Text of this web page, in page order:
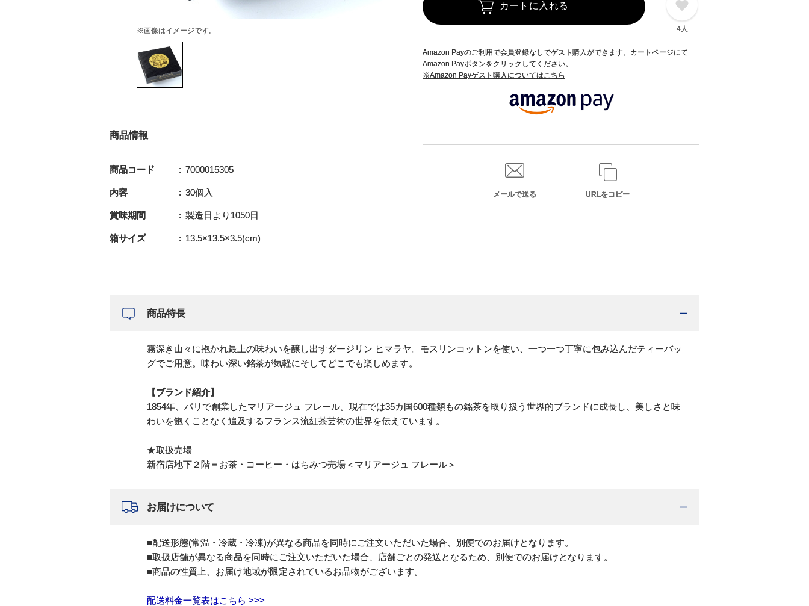
※画像はイメージです。
カートに入れる
4人
Amazon Payのご利用で会員登録なしでゲスト購入ができます。カートページにて
Amazon Payボタンをクリックしてください。
※Amazon Payゲスト購入についてはこちら
メールで送る URLをコピー
商品情報
商品コード 7000015305
内容 30個入
賞味期間 製造日より1050日
箱サイズ 13.5×13.5×3.5(cm)
商品特長
霧深き山々に抱かれ最上の味わいを醸し出すダージリン ヒマラヤ。モスリンコットンを使い、一つ一つ丁寧に包み込んだティーバッ
グでご用意。味わい深い銘茶が気軽にそしてどこでも楽しめます。
【ブランド紹介】
1854年、パリで創業したマリアージュ フレール。現在では35カ国600種類もの銘茶を取り扱う世界的ブランドに成長し、美しさと味
わいを飽くことなく追及するフランス流紅茶芸術の世界を伝えています。
★取扱売場
新宿店地下２階＝お茶・コーヒー・はちみつ売場＜マリアージュ フレール＞
お届けについて
■配送形態(常温・冷蔵・冷凍)が異なる商品を同時にご注文いただいた場合、別便でのお届けとなります。
■取扱店舗が異なる商品を同時にご注文いただいた場合、店舗ごとの発送となるため、別便でのお届けとなります。
■商品の性質上、お届け地域が限定されているお品物がございます。
配送料金一覧表はこちら >>>